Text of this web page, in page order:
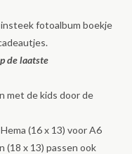
fotoalbum boekje
de laatste
met de kids door de
(16 x 13) voor A6
(18 x 13) passen ook